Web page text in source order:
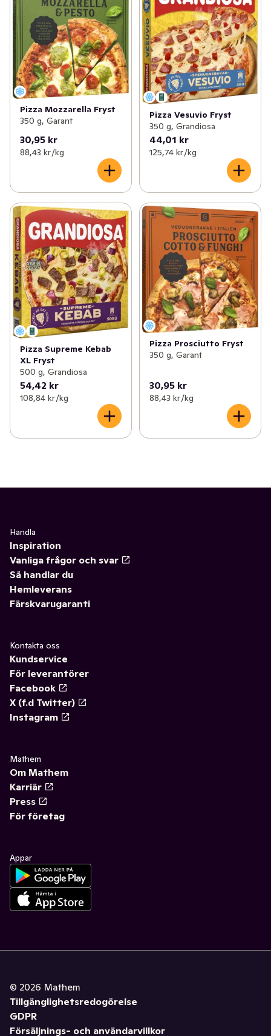
Pizza Mozzarella Fryst
350 g, Garant
30,95 kr
88,43 kr /kg
Pizza Vesuvio Fryst
350 g, Grandiosa
44,01 kr
125,74 kr /kg
Pizza Supreme Kebab
XL Fryst
500 g, Grandiosa
54,42 kr
108,84 kr /kg
Pizza Prosciutto Fryst
350 g, Garant
30,95 kr
88,43 kr /kg
Handla
Inspiration
Vanliga frågor och svar
Så handlar du
Hemleverans
Färskvarugaranti
Kontakta oss
Kundservice
För leverantörer
Facebook
X (f.d Twitter)
Instagram
Mathem
Om Mathem
Karriär
Press
För företag
Appar
© 2026 Mathem
Tillgänglighetsredogörelse
GDPR
Försäljnings- och användarvillkor